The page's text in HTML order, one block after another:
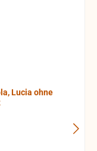
Lucia ohne